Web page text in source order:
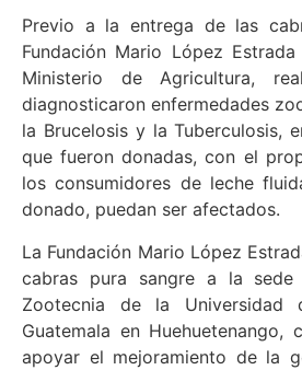
Previo a la entrega de las
Fundación Mario López
Ministerio de Agricultura,
diagnosticaron enfermedades
la Brucelosis y la Tuberculosis,
que fueron donadas, con el
los consumidores de leche
donado, puedan ser afectados.
La Fundación Mario López
cabras pura sangre a la
Zootecnia de la Universidad
Guatemala en
apoyar el mejoramiento de la